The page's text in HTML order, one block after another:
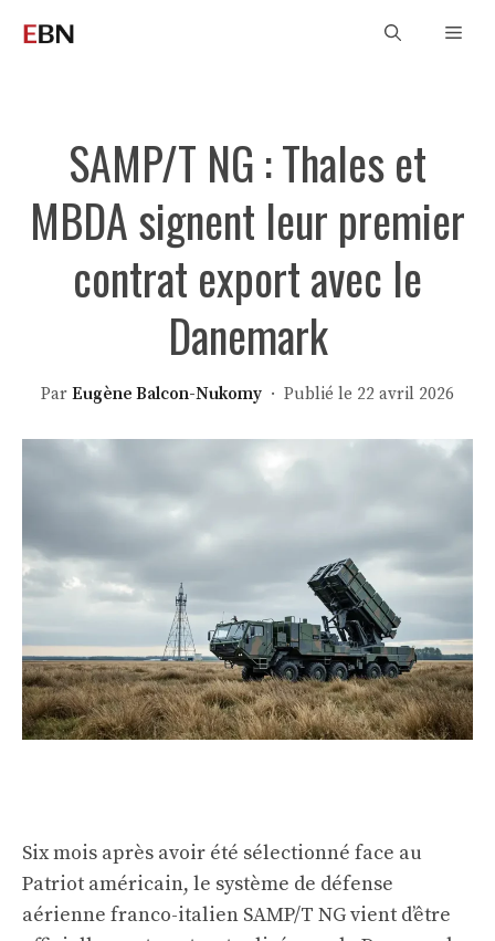
SAMP/T NG : Thales et
MBDA signent leur premier
contrat export avec le
Danemark
Par Eugène Balcon-Nukomy · Publié le 22 avril 2026
Six mois après avoir été sélectionné face au
Patriot américain, le système de défense
aérienne franco-italien SAMP/T NG vient d’être